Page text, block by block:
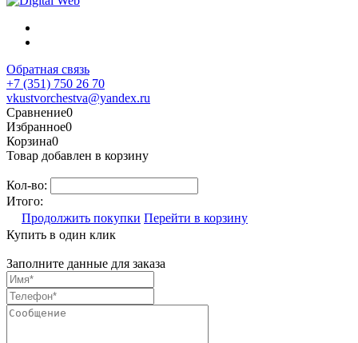
Обратная связь
+7 (351) 750 26 70
vkustvorchestva@yandex.ru
Сравнение0
Избранное0
Корзина0
Товар добавлен в корзину
Кол-во:
Итого:
Продолжить покупки Перейти в корзину
Купить в один клик
Заполните данные для заказа